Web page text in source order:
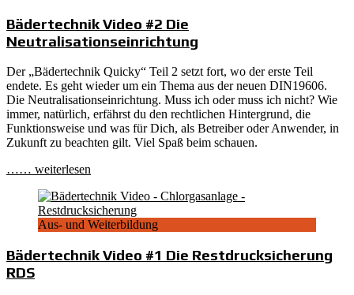
Bädertechnik Video #2 Die
Neutralisationseinrichtung
Der „Bädertechnik Quicky“ Teil 2 setzt fort, wo der erste Teil
endete. Es geht wieder um ein Thema aus der neuen DIN19606.
Die Neutralisationseinrichtung. Muss ich oder muss ich nicht? Wie
immer, natürlich, erfährst du den rechtlichen Hintergrund, die
Funktionsweise und was für Dich, als Betreiber oder Anwender, in
Zukunft zu beachten gilt. Viel Spaß beim schauen.
…… weiterlesen
Aus- und Weiterbildung
Bädertechnik Video #1 Die Restdrucksicherung
RDS